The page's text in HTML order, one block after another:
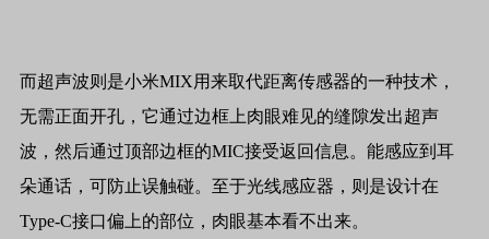
而超声波则是小米MIX用来取代距离传感器的一种技术，
无需正面开孔，它通过边框上肉眼难见的缝隙发出超声
波，然后通过顶部边框的MIC接受返回信息。能感应到耳
朵通话，可防止误触碰。至于光线感应器，则是设计在
Type-C接口偏上的部位，肉眼基本看不出来。